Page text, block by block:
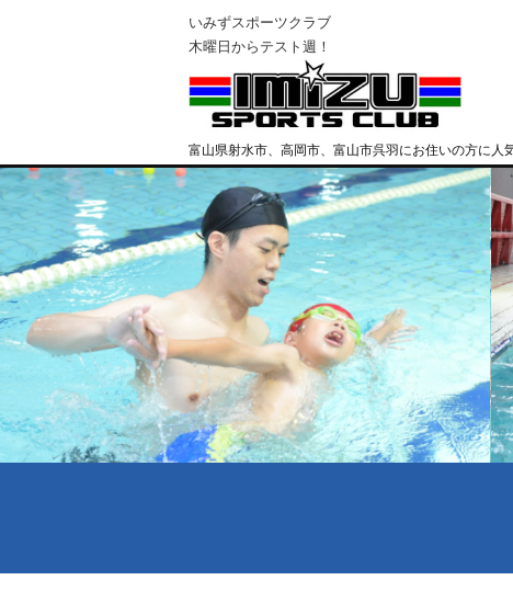
いみずスポーツクラブ
木曜日からテスト週！
富山県射水市、高岡市、富山市呉羽にお住いの方に人
クラブ